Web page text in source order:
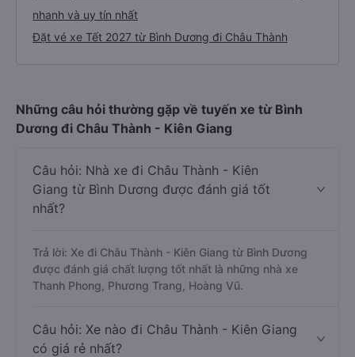
nhanh và uy tín nhất
Đặt vé xe Tết 2027 từ Bình Dương đi Châu Thành
Những câu hỏi thường gặp về tuyến xe từ Bình
Dương đi Châu Thành - Kiên Giang
Câu hỏi: Nhà xe đi Châu Thành - Kiên
Giang từ Bình Dương được đánh giá tốt
nhất?
Trả lời: Xe đi Châu Thành - Kiên Giang từ Bình Dương
được đánh giá chất lượng tốt nhất là những nhà xe
Thanh Phong, Phương Trang, Hoàng Vũ.
Câu hỏi: Xe nào đi Châu Thành - Kiên Giang
có giá rẻ nhất?